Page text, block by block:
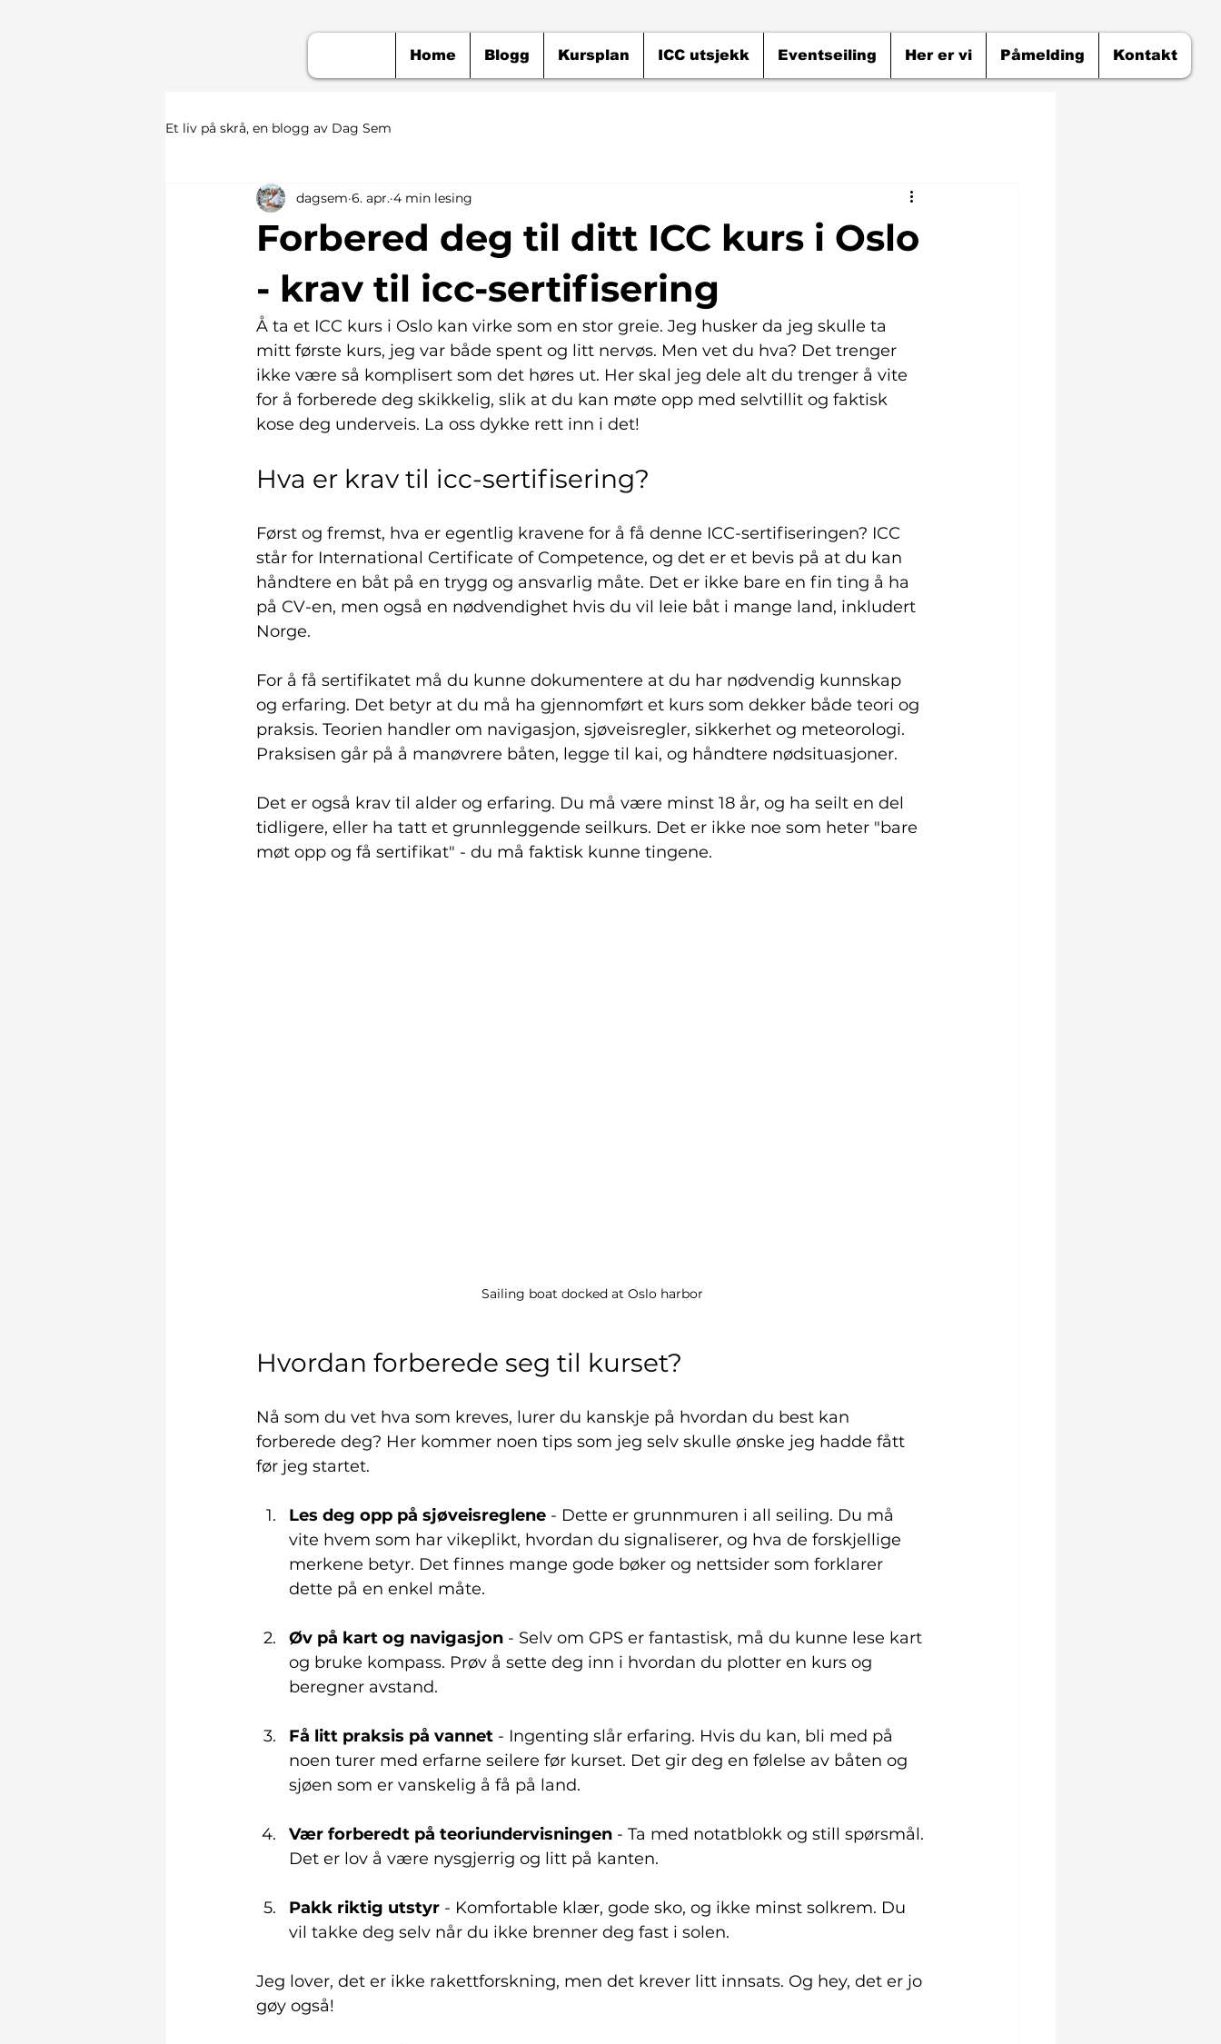
Home Blogg Kursplan ICC utsjekk Eventseiling Her er vi Påmelding Kontakt
Et liv på skrå, en blogg av Dag Sem
Forbered deg til ditt ICC kurs i Oslo
- krav til icc-sertifisering
dagsem 6. apr. 4 min lesing
Å ta et ICC kurs i Oslo kan virke som en stor greie. Jeg husker da jeg skulle ta
mitt første kurs, jeg var både spent og litt nervøs. Men vet du hva? Det trenger
ikke være så komplisert som det høres ut. Her skal jeg dele alt du trenger å vite
for å forberede deg skikkelig, slik at du kan møte opp med selvtillit og faktisk
kose deg underveis. La oss dykke rett inn i det!
Hva er krav til icc-sertifisering?
Først og fremst, hva er egentlig kravene for å få denne ICC-sertifiseringen? ICC
står for International Certificate of Competence, og det er et bevis på at du kan
håndtere en båt på en trygg og ansvarlig måte. Det er ikke bare en fin ting å ha
på CV-en, men også en nødvendighet hvis du vil leie båt i mange land, inkludert
Norge.
For å få sertifikatet må du kunne dokumentere at du har nødvendig kunnskap
og erfaring. Det betyr at du må ha gjennomført et kurs som dekker både teori og
praksis. Teorien handler om navigasjon, sjøveisregler, sikkerhet og meteorologi.
Praksisen går på å manøvrere båten, legge til kai, og håndtere nødsituasjoner.
Det er også krav til alder og erfaring. Du må være minst 18 år, og ha seilt en del
tidligere, eller ha tatt et grunnleggende seilkurs. Det er ikke noe som heter "bare
møt opp og få sertifikat" - du må faktisk kunne tingene.
Sailing boat docked at Oslo harbor
Hvordan forberede seg til kurset?
Nå som du vet hva som kreves, lurer du kanskje på hvordan du best kan
forberede deg? Her kommer noen tips som jeg selv skulle ønske jeg hadde fått
før jeg startet.
Les deg opp på sjøveisreglene - Dette er grunnmuren i all seiling. Du må
vite hvem som har vikeplikt, hvordan du signaliserer, og hva de forskjellige
merkene betyr. Det finnes mange gode bøker og nettsider som forklarer
dette på en enkel måte.
Øv på kart og navigasjon - Selv om GPS er fantastisk, må du kunne lese kart
og bruke kompass. Prøv å sette deg inn i hvordan du plotter en kurs og
beregner avstand.
Få litt praksis på vannet - Ingenting slår erfaring. Hvis du kan, bli med på
noen turer med erfarne seilere før kurset. Det gir deg en følelse av båten og
sjøen som er vanskelig å få på land.
Vær forberedt på teoriundervisningen - Ta med notatblokk og still spørsmål.
Det er lov å være nysgjerrig og litt på kanten.
Pakk riktig utstyr - Komfortable klær, gode sko, og ikke minst solkrem. Du
vil takke deg selv når du ikke brenner deg fast i solen.
Jeg lover, det er ikke rakettforskning, men det krever litt innsats. Og hey, det er jo
gøy også!